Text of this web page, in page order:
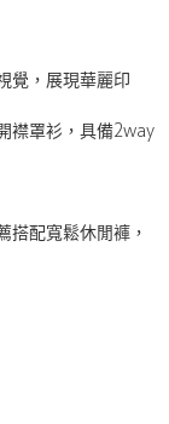
覺，展現華麗印
襟罩衫，具備2way
搭配寬鬆休閒褲，